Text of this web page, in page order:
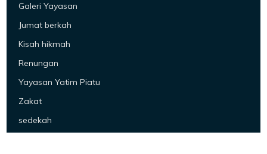
Galeri Yayasan
Jumat berkah
Kisah hikmah
Renungan
Yayasan Yatim Piatu
Zakat
sedekah